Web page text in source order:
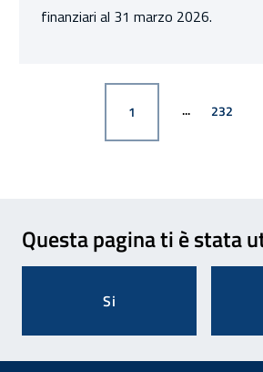
finanziari al 31 marzo 2026.
PAGINA
1 PAGINA
232
Questa pagina ti è stata
Si